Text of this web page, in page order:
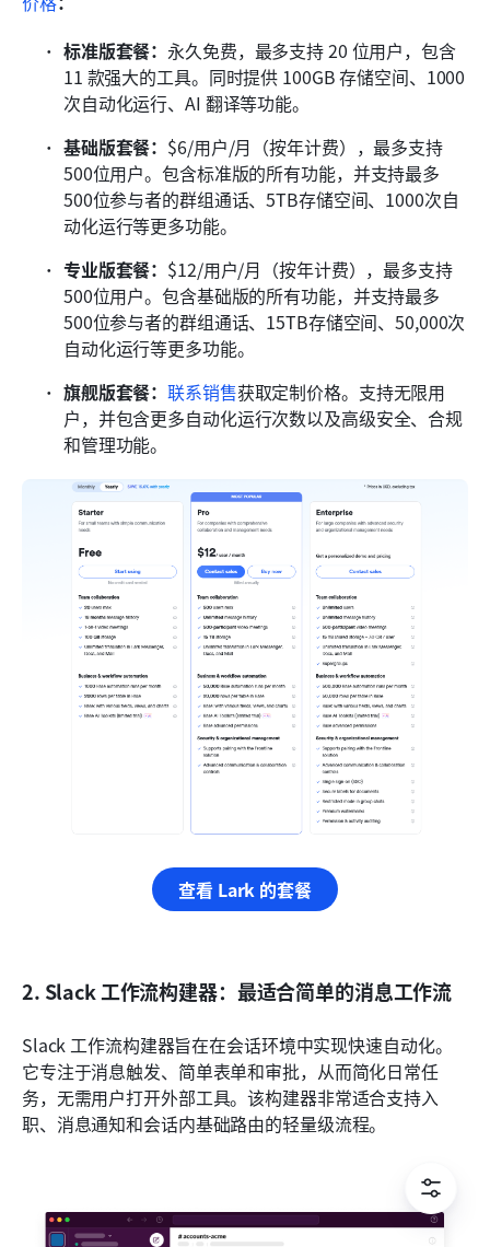
标准版套餐： 永久免费，最多支持 20 位用户，包含
11 款强大的工具。同时提供 100GB 存储空间、1000
次自动化运行、AI 翻译等功能。
基础版套餐： $6/用户/月（按年计费），最多支持
500位用户。包含标准版的所有功能，并支持最多
500位参与者的群组通话、5TB存储空间、1000次自
动化运行等更多功能。
专业版套餐： $12/用户/月（按年计费），最多支持
500位用户。包含基础版的所有功能，并支持最多
500位参与者的群组通话、15TB存储空间、50,000次
自动化运行等更多功能。
旗舰版套餐：联系销售获取定制价格。支持无限用
户，并包含更多自动化运行次数以及高级安全、合规
和管理功能。
查看 Lark 的套餐
2. Slack 工作流构建器：最适合简单的消息工作流
Slack 工作流构建器旨在在会话环境中实现快速自动化。
它专注于消息触发、简单表单和审批，从而简化日常任
务，无需用户打开外部工具。该构建器非常适合支持入
职、消息通知和会话内基础路由的轻量级流程。